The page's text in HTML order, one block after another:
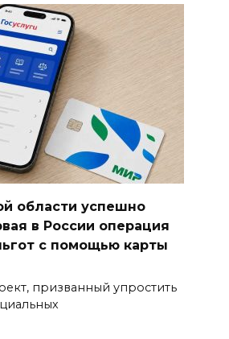
области успешно
в России операция
с помощью карты
призванный упростить